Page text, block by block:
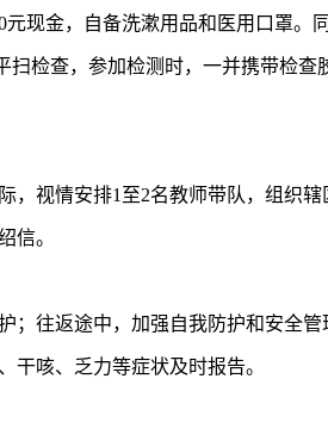
现金，自备洗漱用品和医用口罩。
扫检查，参加检测时，一并携带检查
视情安排1至2名教师带队，组织辖
信。
往返途中，加强自我防护和安全管
干咳、乏力等症状及时报告。